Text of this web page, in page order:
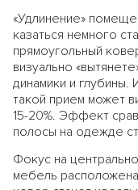
«Удлинение»
казаться немного
прямоугольный
визуально
динамики и глубины.
такой прием может
15-20%. Эффект
полосы на одежде
Фокус на
мебель